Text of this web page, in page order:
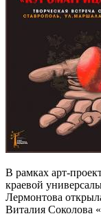
В рамках арт-
краевой
Лермонтова
Виталия Соколова